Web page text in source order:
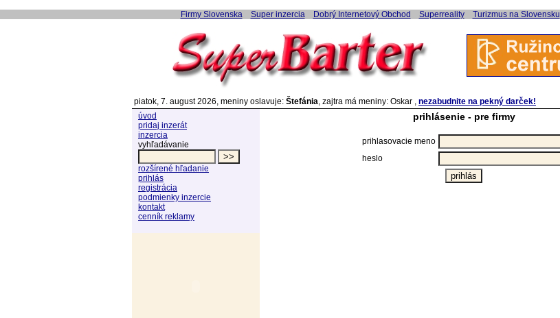
Firmy Slovenska Super inzercia Dobrý Internetový Obchod Superreality Turizmus na Slovensku
piatok, 7. august 2026, meniny oslavuje: Štefánia, zajtra má meniny: Oskar , nezabudnite na pekný darček!
úvod
pridaj inzerát
inzercia
vyhľadávanie
rozšírené hľadanie
prihlás
registrácia
podmienky inzercie
kontakt
cenník reklamy
prihlásenie - pre firmy
prihlasovacie meno
heslo